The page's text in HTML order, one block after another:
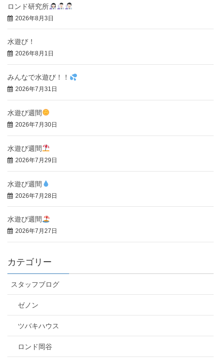
ロンド研究所
2026年8月3日
水遊び！
2026年8月1日
みんなで水遊び！！
2026年7月31日
水遊び週間
2026年7月30日
水遊び週間
2026年7月29日
水遊び週間
2026年7月28日
水遊び週間
2026年7月27日
カテゴリー
スタッフブログ
ゼノン
ツバキハウス
ロンド岡谷